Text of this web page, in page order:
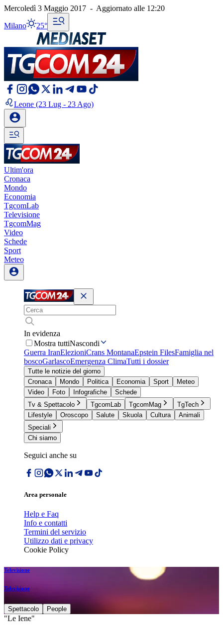
Mercoledì 3 Maggio 2017 - Aggiornato alle 12:20
Milano 25°
Leone (23 Lug - 23 Ago)
Ultim'ora
Cronaca
Mondo
Economia
TgcomLab
Televisione
TgcomMag
Video
Schede
Sport
Meteo
In evidenza
Mostra tuttiNascondi
Guerra IranElezioniCrans MontanaEpstein FilesFamiglia nel
boscoGarlascoEmergenza ClimaTutti i dossier
Tutte le notizie del giorno
Cronaca
Mondo Politica Economia Sport
Meteo
Video
Foto Infografiche
Schede
Tv & Spettacolo
TgcomLab TgcomMag
TgTech
Lifestyle
Oroscopo Salute Skuola Cultura
Animali
Speciali
Chi siamo
Seguici anche su
Area personale
Help e Faq
Info e contatti
Termini del servizio
Utilizzo dati e privacy
Cookie Policy
Televisione
Televisione
Spettacolo People
"Le Iene"